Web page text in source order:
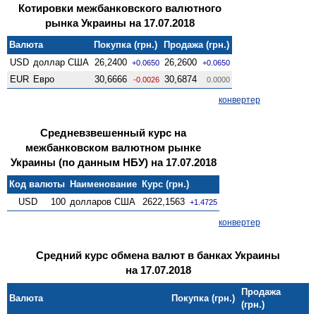
Котировки межбанковского валютного
рынка Украины на 17.07.2018
Валюта Покупка (грн.)
Продажа (грн.)
USD доллар США 26,2400 +0.0650 26,2600 +0.0650
EUR Евро 30,6666 -0.0026 30,6874 0.0000
конвертер
Средневзвешенный курс на
межбанковском валютном рынке
Украины (по данным НБУ) на 17.07.2018
Код валюты Наименование Курс (грн.)
USD
100 долларов США 2622,1563 +1.4725
конвертер
Средний курс обмена валют в банках Украины
на 17.07.2018
Валюта Покупка (грн.)
Продажа
(грн.)